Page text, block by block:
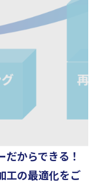
からできる！
工の最適化をご